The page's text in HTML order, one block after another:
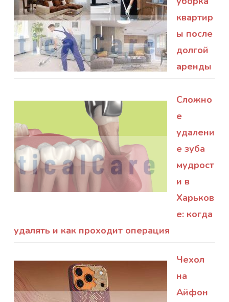
квартир
ы после
долгой
аренды
Сложно
е
удалени
е зуба
мудрост
и в
Харьков
е: когда
удалять и как проходит операция
Чехол
на
Айфон